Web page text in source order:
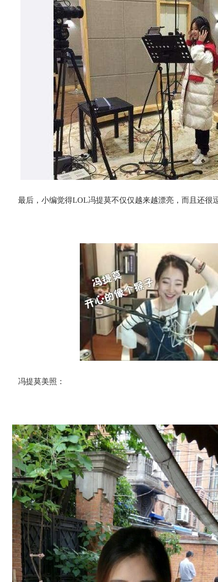
最后，小编觉得LOL冯提莫不仅仅越来越漂亮，而且还很
冯提莫美照：